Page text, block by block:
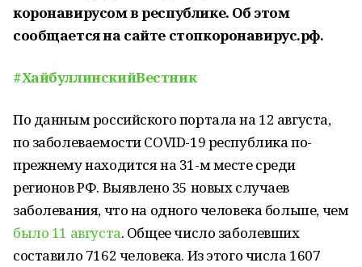
коронавирусом в республике. Об этом
сообщается на сайте стопкоронавирус.рф.
#ХайбуллинскийВестник
По данным российского портала на 12 августа,
по заболеваемости СОVID-19 республика по-
прежнему находится на 31-м месте среди
регионов РФ. Выявлено 35 новых случаев
заболевания, что на одного человека больше, чем
было 11 августа. Общее число заболевших
составило 7162 человека. Из этого числа 1607